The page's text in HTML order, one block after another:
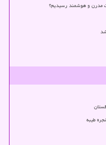
مدرن و هوشمند رسیدیم؟
طیبه